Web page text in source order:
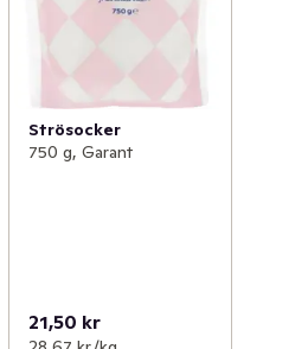
Strösocker
750 g, Garant
21,50 kr